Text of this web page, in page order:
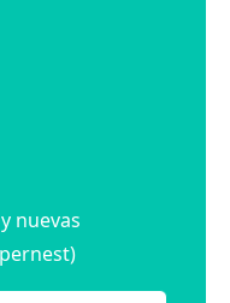
nuevas